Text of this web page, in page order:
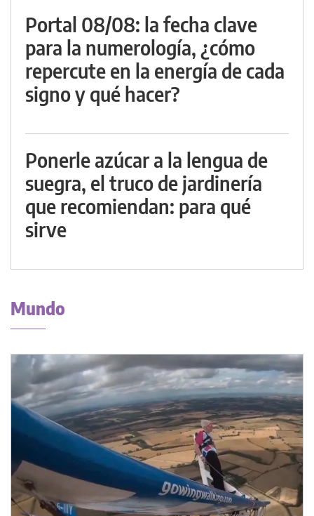
Portal 08/08: la fecha clave
para la numerología, ¿cómo
repercute en la energía de cada
signo y qué hacer?
Ponerle azúcar a la lengua de
suegra, el truco de jardinería
que recomiendan: para qué
sirve
Mundo